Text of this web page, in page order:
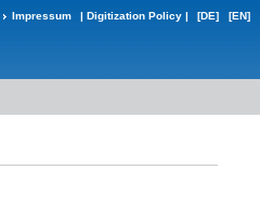
Impressum | Digitization Policy | [DE] [EN]